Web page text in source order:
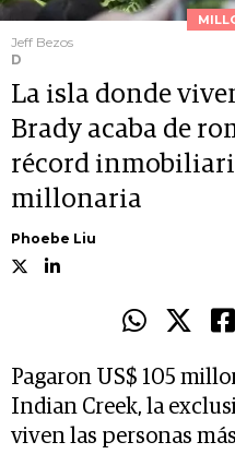
Jeff Bezos
D
La isla donde
Brady acaba de
récord
millonaria
Phoebe Liu
Pagaron US$ 105
Indian Creek, la
viven las personas